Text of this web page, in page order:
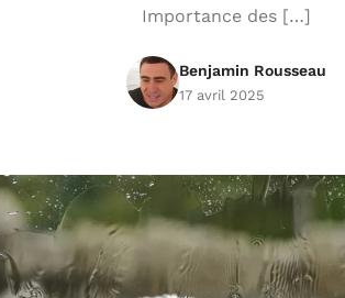
Importance des […]
Benjamin Rousseau
17 avril 2025